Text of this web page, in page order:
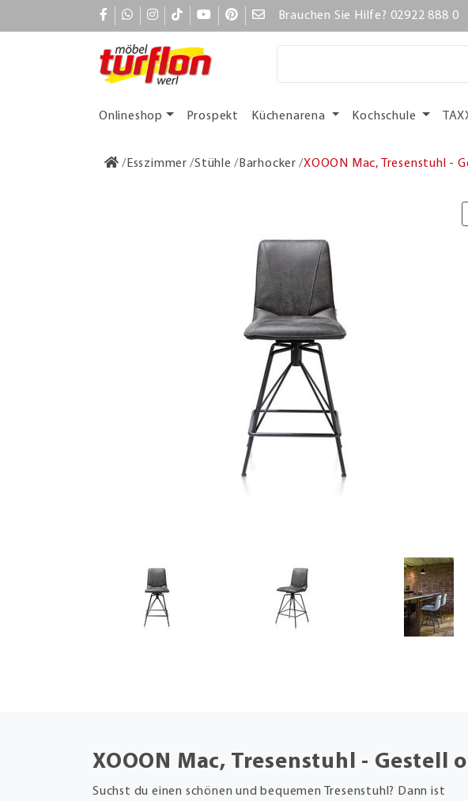
Brauchen Sie Hilfe? 02922 888 0
Onlineshop Prospekt Küchenarena Kochschule
Esszimmer Stühle Barhocker XOOON Mac, Tresenstuhl -
XOOON Mac, Tresenstuhl -
Suchst du einen schönen und bequemen Tresenstuhl? Dann ist